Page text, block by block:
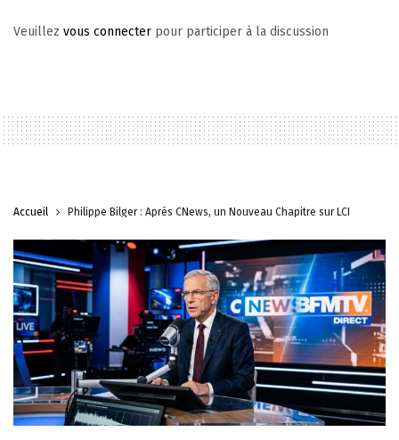
Veuillez vous connecter pour participer à la discussion
Accueil Philippe Bilger : Après CNews, un Nouveau Chapitre sur LCI